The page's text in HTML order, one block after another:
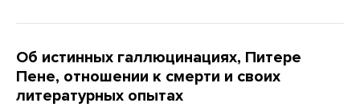
Об истинных галлюцинациях, Питере
Пене, отношении к смерти и своих
литературных опытах